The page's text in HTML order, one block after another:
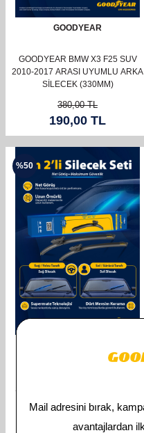
GOODYEAR
GOODYEAR BMW X3 F25 SUV
2010-2017 ARASI UYUMLU ARKA
SILECEK (330MM)
380,00TL
190,00 TL
%50
SUPERMUTE 2'LI MUZ SILECEK
TAKIMI 2010-2017 SUV
TL